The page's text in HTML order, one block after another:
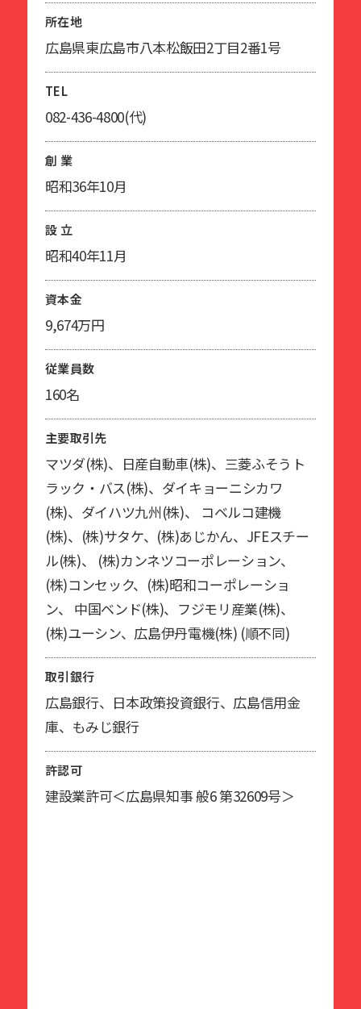
所在地
広島県東広島市八本松飯田2丁目2番1号
TEL
082-436-4800(代)
創 業
昭和36年10月
設 立
昭和40年11月
資本金
9,674万円
従業員数
160名
主要取引先
マツダ(株)、日産自動車(株)、三菱ふそうト
ラック・バス(株)、ダイキョーニシカワ
(株)、ダイハツ九州(株)、 コベルコ建機
(株)、(株)サタケ、(株)あじかん、JFEスチー
ル(株)、 (株)カンネツコーポレーション、
(株)コンセック、(株)昭和コーポレーショ
ン、 中国ベンド(株)、フジモリ産業(株)、
(株)ユーシン、広島伊丹電機(株) (順不同)
取引銀行
広島銀行、日本政策投資銀行、広島信用金
庫、もみじ銀行
許認可
建設業許可＜広島県知事 般6 第32609号＞